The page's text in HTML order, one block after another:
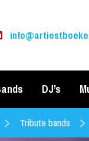
DJ’s
Tribute bands